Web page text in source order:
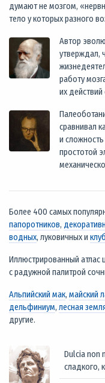
думают не мозгом,
тело у которых разного
Автор
утверждал,
работу
их
сравнивал
и
простотой
Более 400 самых
папоротников,
водных, луковичных и
Иллюстрированный атлас
с радужной палитрой
Альпийский мак, майский
дельфиниум, лесная
другие.
Dulcia non
сладкого,